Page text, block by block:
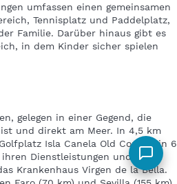
umfassen einen gemeinsamen
Tennisplatz und Paddelplatz,
Familie. Darüber hinaus gibt es
in dem Kinder sicher spielen
gelegen in einer Gegend, die
und direkt am Meer. In 4,5 km
Isla Canela Old Course, in 6
Dienstleistungen und
Krankenhaus Virgen de la Bella.